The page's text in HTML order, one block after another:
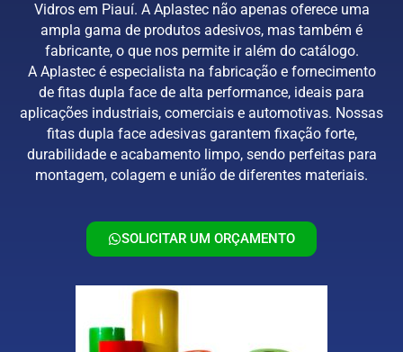
Vidros em Piauí. A Aplastec não apenas oferece uma
ampla gama de produtos adesivos, mas também é
fabricante, o que nos permite ir além do catálogo.
A Aplastec é especialista na fabricação e fornecimento
de fitas dupla face de alta performance, ideais para
aplicações industriais, comerciais e automotivas. Nossas
fitas dupla face adesivas garantem fixação forte,
durabilidade e acabamento limpo, sendo perfeitas para
montagem, colagem e união de diferentes materiais.
SOLICITAR UM ORÇAMENTO